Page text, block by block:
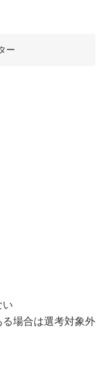
ー
い
場合は選考対象外